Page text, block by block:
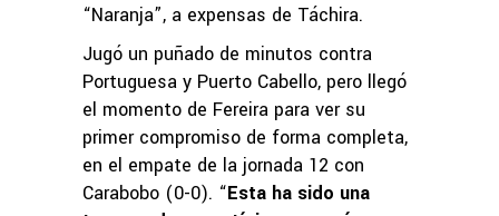
“Naranja”, a expensas de Táchira.
Jugó un puñado de minutos contra
Portuguesa y Puerto Cabello, pero llegó
el momento de Fereira para ver su
primer compromiso de forma completa,
en el empate de la jornada 12 con
Carabobo (0-0). “Esta ha sido una